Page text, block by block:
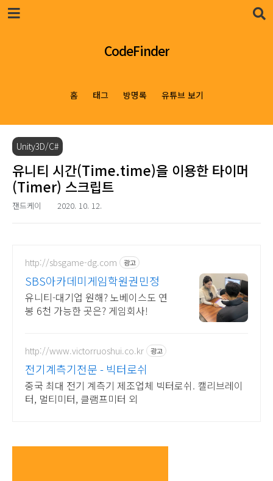
본문 바로가기
CodeFinder
홈 태그 방명록 유튜브 보기
Unity3D/C#
유니티 시간(Time.time)을 이용한 타이머
(Timer) 스크립트
잰드케이 2020. 10. 12.
http://sbsgame-dg.com 광고
SBS아카데미게임학원권민정
유니티-대기업 원해? 노베이스도 연
봉 6천 가능한 곳은? 게임회사!
http://www.victorruoshui.co.kr 광고
전기계측기전문 - 빅터로쉬
중국 최대 전기 계측기 제조업체 빅터로쉬. 캘리브레이
터, 멀티미터, 클램프미터 외